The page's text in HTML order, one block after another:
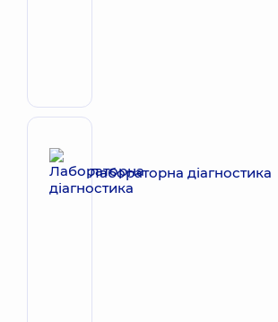
Лабораторна діагностика